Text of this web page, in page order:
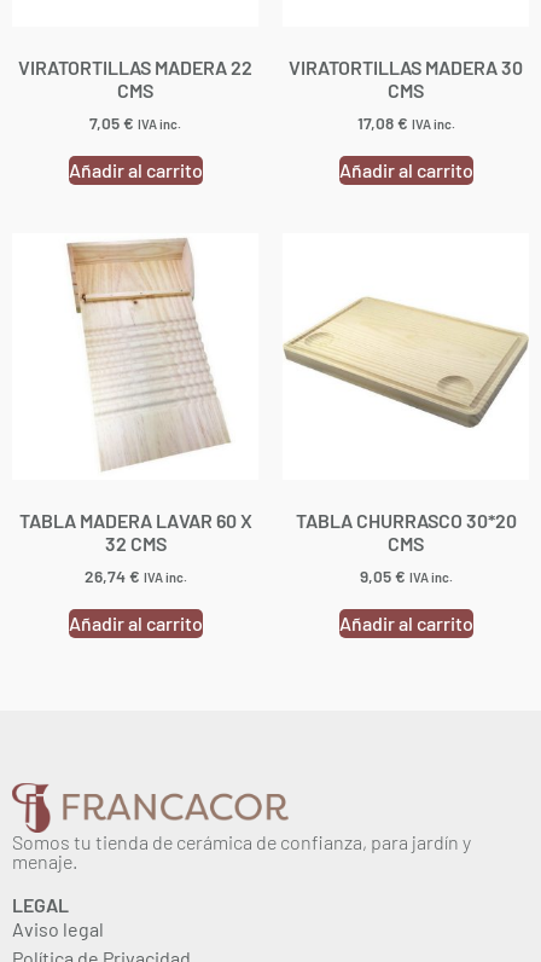
VIRATORTILLAS MADERA 22
CMS
7,05€ IVA inc.
Añadir al carrito
VIRATORTILLAS MADERA 30
CMS
17,08€ IVA inc.
Añadir al carrito
TABLA MADERA LAVAR 60 X
32 CMS
26,74€ IVA inc.
Añadir al carrito
TABLA CHURRASCO 30*20
CMS
9,05€ IVA inc.
Añadir al carrito
Somos tu tienda de cerámica de confianza, para jardín y
menaje.
LEGAL
Aviso legal